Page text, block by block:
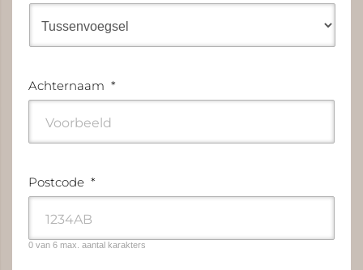
Achternaam *
Postcode *
0 van 6 max. aantal karakters